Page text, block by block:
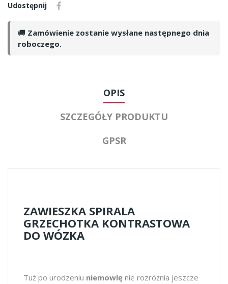
Udostępnij
🚚 Zamówienie zostanie wysłane następnego dnia
roboczego.
OPIS
SZCZEGÓŁY PRODUKTU
GPSR
ZAWIESZKA SPIRALA
GRZECHOTKA KONTRASTOWA
DO WÓZKA
Tuż po urodzeniu niemowlę nie rozróżnia jeszcze